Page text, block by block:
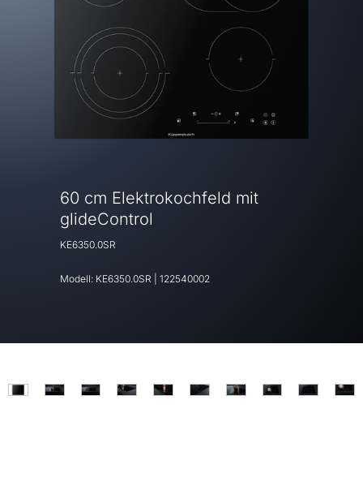
60 cm Elektrokochfeld mit
glideControl
KE6350.0SR
Modell: KE6350.0SR 122540002